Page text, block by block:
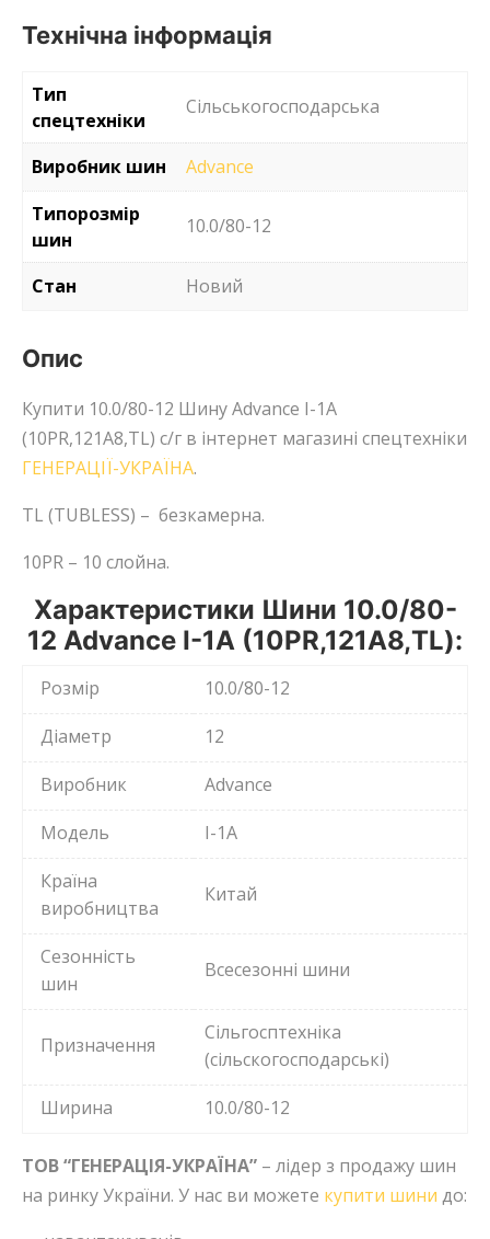
Технічна інформація
Тип
спецтехніки
Сільськогосподарська
Виробник шин
Advance
Типорозмір
шин
10.0/80-12
Стан Новий
Опис
Купити 10.0/80-12 Шину Advance I-1А
(10PR,121А8,TL) с/г в інтернет магазині спецтехніки
ГЕНЕРАЦІЇ-УКРАЇНА.
TL (TUBLESS) – безкамерна.
10PR – 10 слойна.
Характеристики Шини 10.0/80-
12 Advance I-1А (10PR,121А8,TL):
Розмір
10.0/80-12
Діаметр
12
Виробник
Advance
Модель
I-1А
Країна
виробництва
Китай
Сезонність
шин
Всесезонні шини
Призначення
Сільгосптехніка
(сільскогосподарські)
Ширина
10.0/80-12
ТОВ “ГЕНЕРАЦІЯ-УКРАЇНА” – лідер з продажу шин
на ринку України. У нас ви можете купити шини до: